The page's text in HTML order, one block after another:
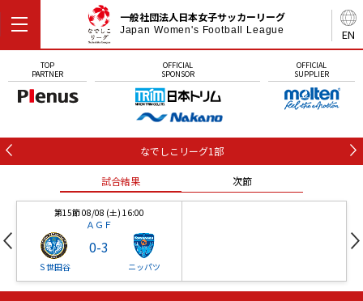
EN
一般社団法人日本女子サッカーリーグ
Japan Women's Football League
TOP
PARTNER
OFFICIAL
SPONSOR
OFFICIAL
SUPPLIER
なでしこリーグ1部
試合結果 次節
第15節 08/08 (土) 16:00
ＡＧＦ
Ｓ世田谷
0-3
ニッパツ